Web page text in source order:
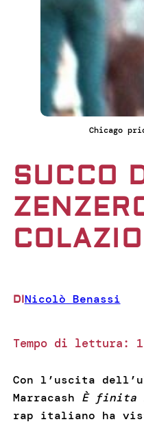
Chicago
SUCCO
DINicolò Benassi
Tempo di lettura:
Con l’uscita
Marracash È finita
rap italiano ha